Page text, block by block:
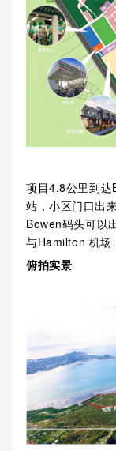
项目4.8公里到
站，小区门口出
Bowen码头可以
与Hamilton 机场
俯拍实景